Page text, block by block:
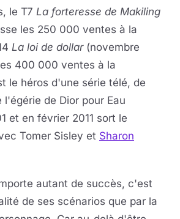
le T7 La forteresse de Makiling
les 250 000 ventes à la
La loi de dollar(novembre
400 000 ventes à la
le héros d'une série télé, de
l'égérie de Dior pour Eau
et en février 2011 sort le
Tomer Sisley et Sharon
autant de succès, c'est
de ses scénarios que par la